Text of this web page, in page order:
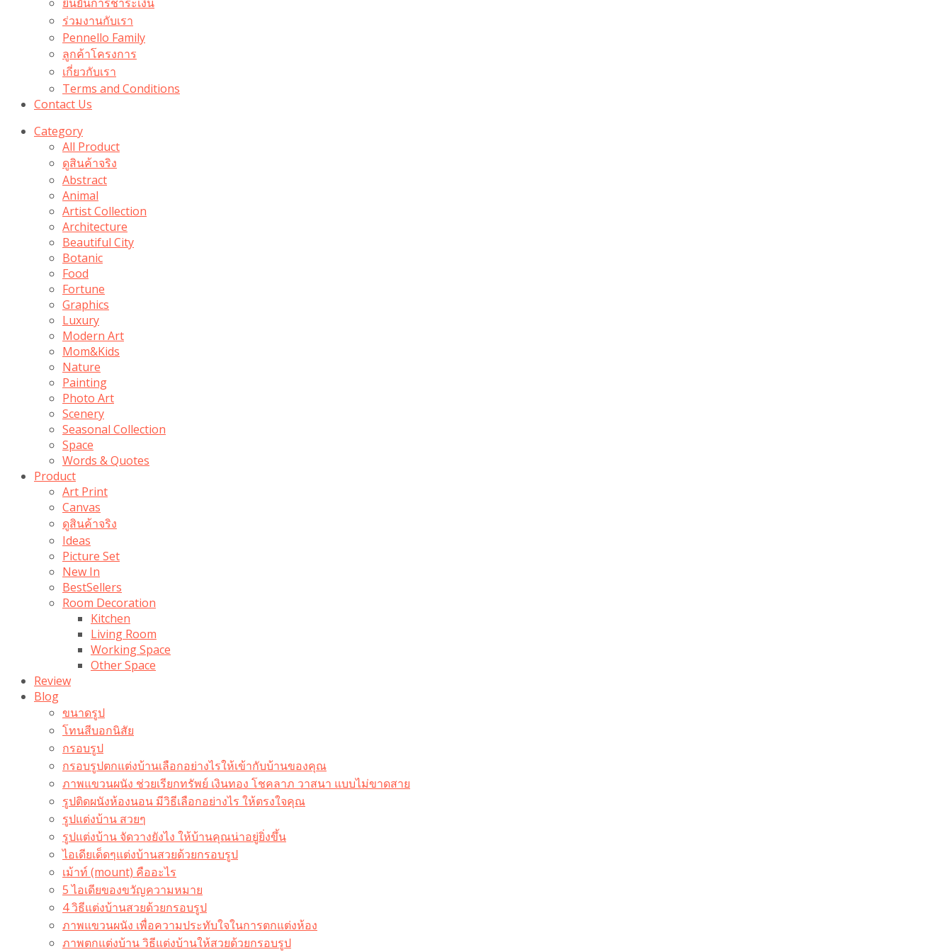
ร่วมงานกับเรา
Pennello Family
ลูกค้าโครงการ
เกี่ยวกับเรา
Terms and Conditions
Contact Us
Category
All Product
ดูสินค้าจริง
Abstract
Animal
Artist Collection
Architecture
Beautiful City
Botanic
Food
Fortune
Graphics
Luxury
Modern Art
Mom&Kids
Nature
Painting
Photo Art
Scenery
Seasonal Collection
Space
Words & Quotes
Product
Art Print
Canvas
ดูสินค้าจริง
Ideas
Picture Set
New In
BestSellers
Room Decoration
Kitchen
Living Room
Working Space
Other Space
Review
Blog
ขนาดรูป
โทนสีบอกนิสัย
กรอบรูป
กรอบรูปตกแต่งบ้านเลือกอย่างไรให้เข้ากับบ้านของคุณ
ภาพแขวนผนัง ช่วยเรียกทรัพย์ เงินทอง โชคลาภ วาสนา แบบไม่ขาดสาย
รูปติดผนังห้องนอน มีวิธีเลือกอย่างไร ให้ตรงใจคุณ
รูปแต่งบ้าน สวยๆ
รูปแต่งบ้าน จัดวางยังไง ให้บ้านคุณน่าอยู่ยิ่งขึ้น
ไอเดียเด็ดๆแต่งบ้านสวยด้วยกรอบรูป
เม้าท์ (mount) คืออะไร​
5 ไอเดียของขวัญความหมาย
4 วิธีแต่งบ้านสวยด้วยกรอบรูป
ภาพแขวนผนัง เพื่อความประทับใจในการตกแต่งห้อง
ภาพตกแต่งบ้าน วิธีแต่งบ้านให้สวยด้วยกรอบรูป